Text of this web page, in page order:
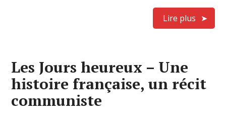
Lire plus
Les Jours heureux – Une
histoire française, un récit
communiste